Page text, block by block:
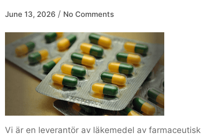
June 13, 2026 / No Comments
Vi är en leverantör av läkemedel av farmaceutisk